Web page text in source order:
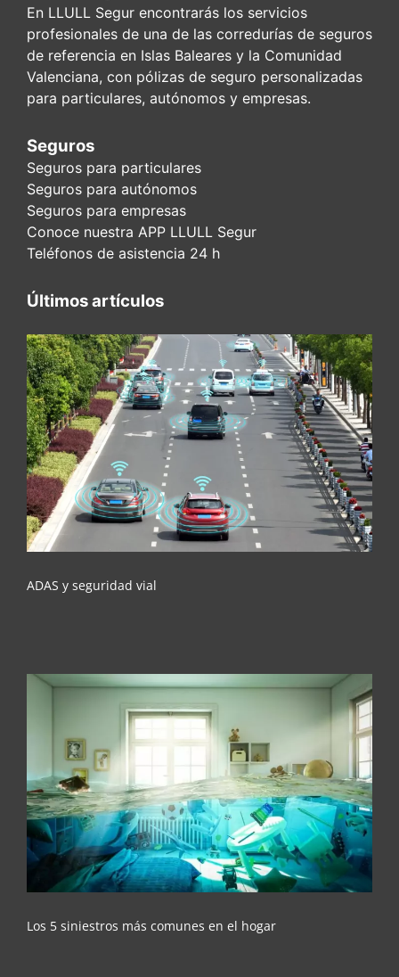
En LLULL Segur encontrarás los servicios
profesionales de una de las corredurías de seguros
de referencia en Islas Baleares y la Comunidad
Valenciana, con pólizas de seguro personalizadas
para particulares, autónomos y empresas.
Seguros
Seguros para particulares
Seguros para autónomos
Seguros para empresas
Conoce nuestra APP LLULL Segur
Teléfonos de asistencia 24 h
Últimos artículos
ADAS y seguridad vial
ADAS y seguridad vial
Los 5 siniestros más comunes en el hogar
Los 5 siniestros más comunes en el hogar